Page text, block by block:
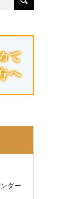
ダー